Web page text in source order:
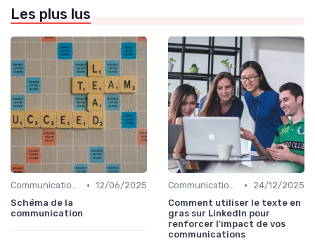
Les plus lus
Communication digitale & omnicanale • 12/06/2025
Schéma de la
communication
Communication digitale & omnicanale •
24/12/2025
Comment utiliser le texte en
gras sur LinkedIn pour
renforcer l'impact de vos
communications